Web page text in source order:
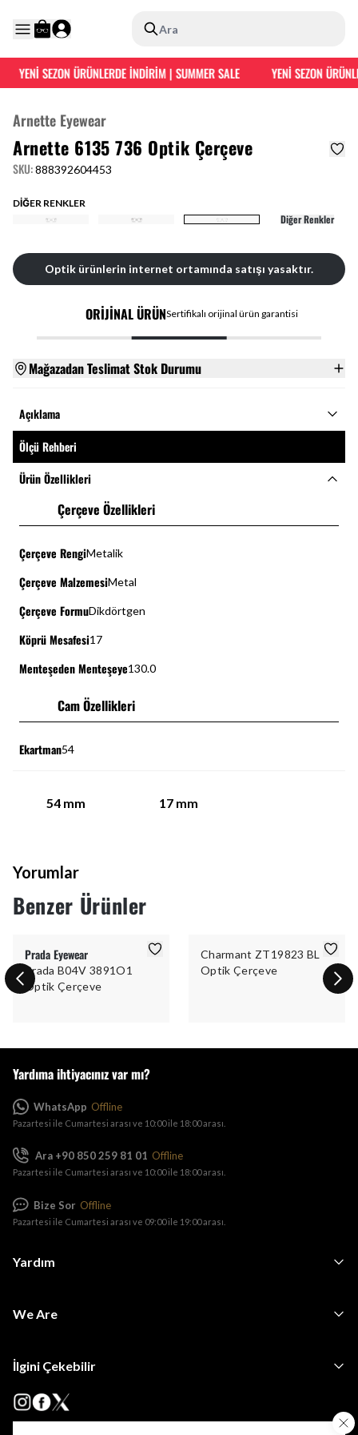
Ara
YENİ SEZON ÜRÜNLERDE İNDİRİM | SUMMER SALE YENİ SEZON
Arnette Eyewear
Arnette 6135 736 Optik Çerçeve
SKU:888392604453
DİĞER RENKLER
Diğer Renkler
Optik ürünlerin internet ortamında satışı yasaktır.
ORİJİNAL ÜRÜNSertifikalı orijinal ürün garantisi
Mağazadan Teslimat Stok Durumu
Açıklama
Ölçü Rehberi
Ürün Özellikleri
Çerçeve Özellikleri
Çerçeve RengiMetalik
Çerçeve MalzemesiMetal
Çerçeve FormuDikdörtgen
Köprü Mesafesi17
Menteşeden Menteşeye130.0
Cam Özellikleri
Ekartman54
54 mm 17 mm
Yorumlar
Benzer Ürünler
Prada Eyewear
Prada B04V 3891O1
Optik Çerçeve
Charmant ZT19823 BL
Optik Çerçeve
Yardım
We Are
İlgini Çekebilir
Yardıma ihtiyacınız var mı?
WhatsApp Offline
Pazartesi ile Cumartesi arası ve 10:00 ile 18:00 arası.
Ara +90 850 259 81 01 Offline
Pazartesi ile Cumartesi arası ve 10:00 ile 18:00 arası.
Bize Sor Offline
Pazartesi ile Cumartesi arası ve 09:00 ile 19:00 arası.